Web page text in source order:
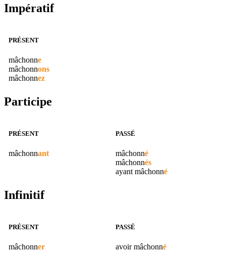
Impératif
PRÉSENT
mâchonne
mâchonnons
mâchonnez
Participe
PRÉSENT
mâchonnant
PASSÉ
mâchonné
mâchonnés
ayant mâchonné
Infinitif
PRÉSENT
mâchonner
PASSÉ
avoirmâchonné